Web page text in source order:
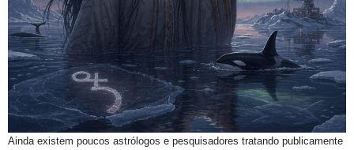
Ainda existem poucos astrólogos e pesquisadores tratando publicamente